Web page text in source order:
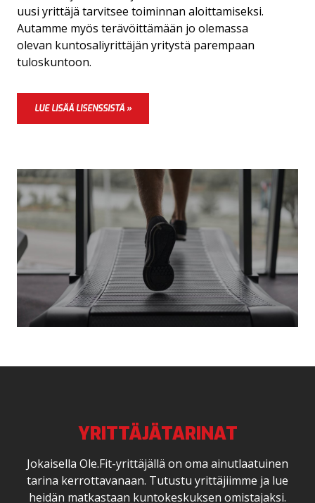
uusi yrittäjä tarvitsee toiminnan aloittamiseksi.
Autamme myös terävöittämään jo olemassa
olevan kuntosaliyrittäjän yritystä parempaan
tuloskuntoon.
LUE LISÄÄ LISENSSISTÄ »
YRITTÄJÄTARINAT
Jokaisella Ole.Fit-yrittäjällä on oma ainutlaatuinen
tarina kerrottavanaan. Tutustu yrittäjiimme ja lue
heidän matkastaan kuntokeskuksen omistajaksi.